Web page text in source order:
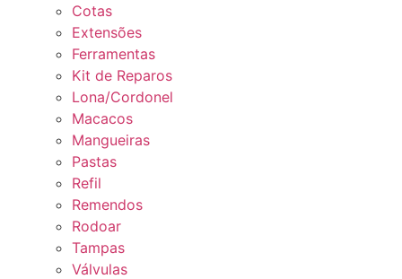
Cotas
Extensões
Ferramentas
Kit de Reparos
Lona/Cordonel
Macacos
Mangueiras
Pastas
Refil
Remendos
Rodoar
Tampas
Válvulas